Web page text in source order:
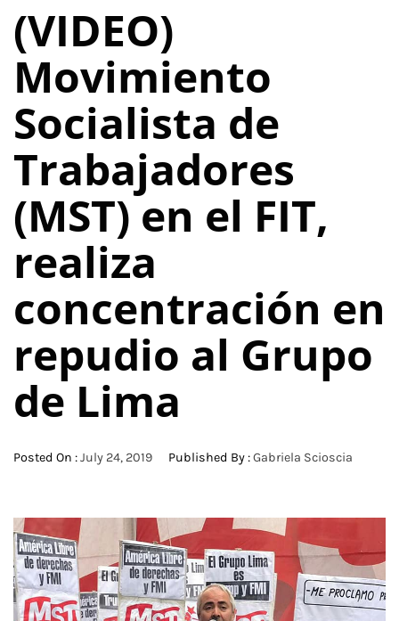
(VIDEO)
Movimiento
Socialista de
Trabajadores
(MST) en el FIT,
realiza
concentración en
repudio al Grupo
de Lima
Posted On :July 24, 2019 Published By :Gabriela Scioscia